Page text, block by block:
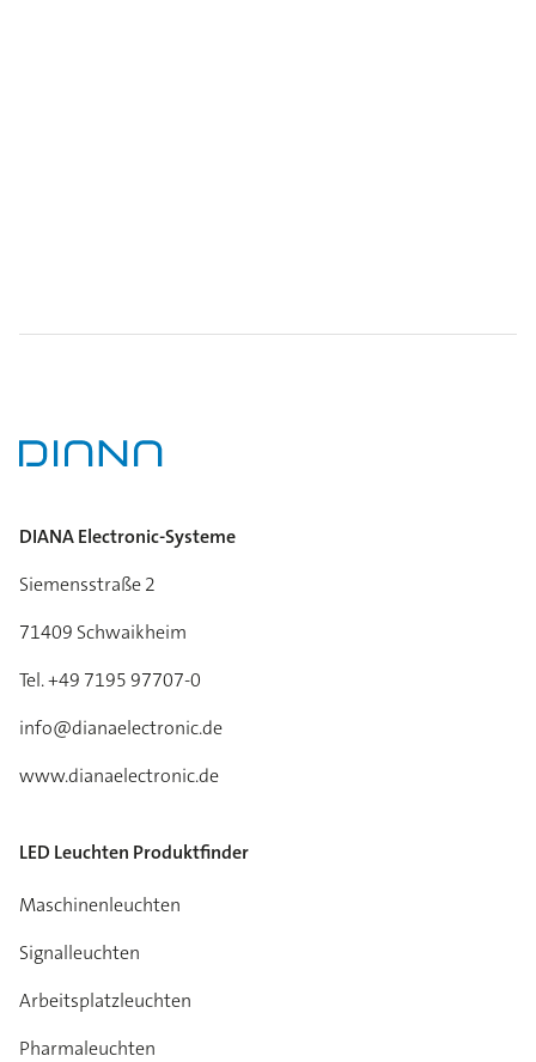
DIANA Electronic-Systeme
Siemensstraße 2
71409 Schwaikheim
Tel. +49 7195 97707-0
info@dianaelectronic.de
www.dianaelectronic.de
LED Leuchten Produktfinder
Maschinenleuchten
Signalleuchten
Arbeitsplatzleuchten
Pharmaleuchten